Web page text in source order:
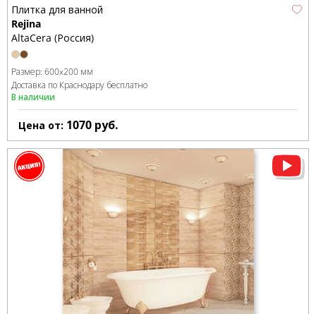
Плитка для ванной
Rejina
AltaCera (Россия)
Размер: 600x200 мм
Доставка по Краснодару бесплатно
В наличии
Цена от: 1070 руб.